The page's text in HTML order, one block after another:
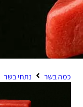
בשר נתחי בשר